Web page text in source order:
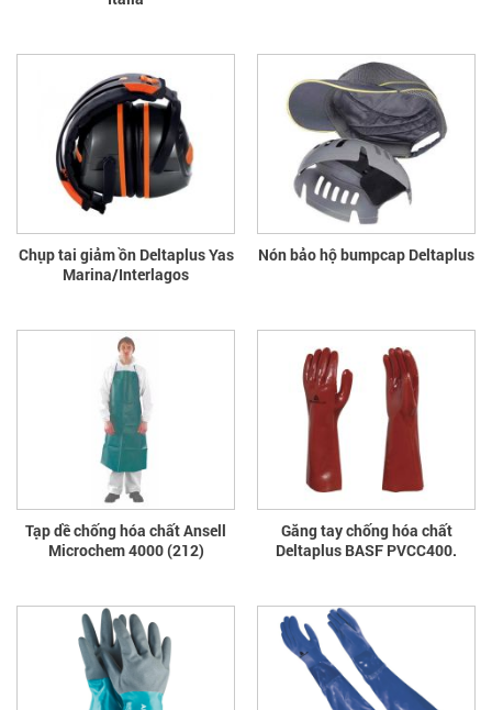
Chụp tai giảm ồn Deltaplus Yas
Marina/Interlagos
Nón bảo hộ bumpcap Deltaplus
Tạp dề chống hóa chất Ansell
Microchem 4000 (212)
Găng tay chống hóa chất
Deltaplus BASF PVCC400.